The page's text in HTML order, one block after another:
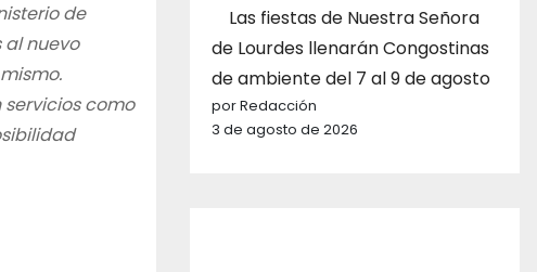
de
al nuevo
como
Las fiestas de Nuestra Señora
de Lourdes llenarán Congostinas
de ambiente del 7 al 9 de agosto
por Redacción
3 de agosto de 2026